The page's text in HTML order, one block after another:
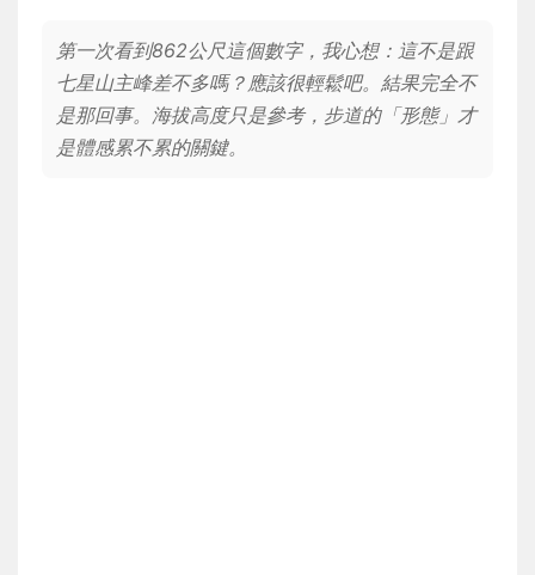
第一次看到862公尺這個數字，我心想：這不是跟
七星山主峰差不多嗎？應該很輕鬆吧。結果完全不
是那回事。海拔高度只是參考，步道的「形態」才
是體感累不累的關鍵。